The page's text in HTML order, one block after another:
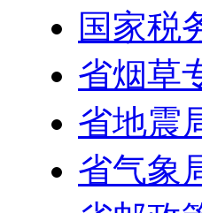
国家税
省烟草
省地震
省气象